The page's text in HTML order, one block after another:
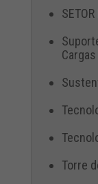
Cargas
Torre